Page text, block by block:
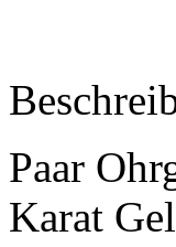
Paar
Karat